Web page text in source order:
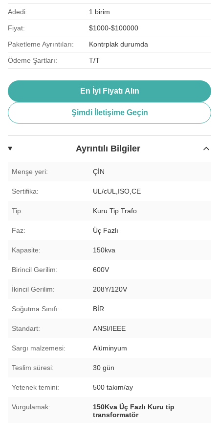
Adedi: 1 birim
Fiyat: $1000-$100000
Paketleme Ayrıntıları: Kontrplak durumda
Ödeme Şartları: T/T
En İyi Fiyatı Alın
Şimdi İletişime Geçin
Ayrıntılı Bilgiler
Menşe yeri: ÇİN
Sertifika: UL/cUL,ISO,CE
Tip: Kuru Tip Trafo
Faz: Üç Fazlı
Kapasite: 150kva
Birincil Gerilim: 600V
İkincil Gerilim: 208Y/120V
Soğutma Sınıfı: BİR
Standart: ANSI/IEEE
Sargı malzemesi: Alüminyum
Teslim süresi: 30 gün
Yetenek temini: 500 takım/ay
Vurgulamak:
150Kva Üç Fazlı Kuru tip
transformatör